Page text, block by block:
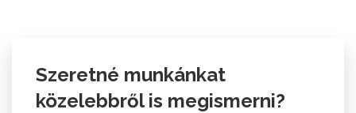
Szeretné munkánkat
közelebbről is megismerni?